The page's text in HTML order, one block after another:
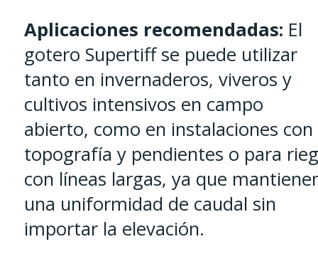
Aplicaciones recomendadas: El
gotero Supertiff se puede utilizar
tanto en invernaderos, viveros y
cultivos intensivos en campo
abierto, como en instalaciones con
topografía y pendientes o para
con líneas largas, ya que
una uniformidad de caudal sin
importar la elevación.